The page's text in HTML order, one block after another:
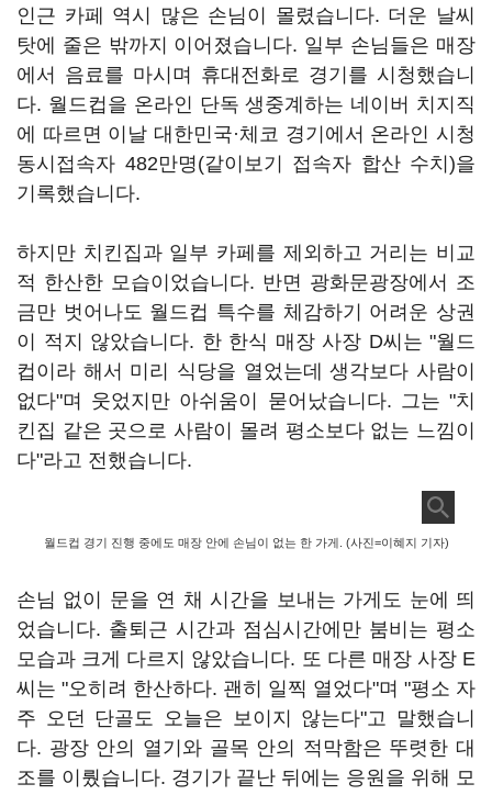
인근 카페 역시 많은 손님이 몰렸습니다. 더운 날씨
탓에 줄은 밖까지 이어졌습니다. 일부 손님들은 매장
에서 음료를 마시며 휴대전화로 경기를 시청했습니
다. 월드컵을 온라인 단독 생중계하는 네이버 치지직
에 따르면 이날 대한민국·체코 경기에서 온라인 시청
동시접속자 482만명(같이보기 접속자 합산 수치)을
기록했습니다.
하지만 치킨집과 일부 카페를 제외하고 거리는 비교
적 한산한 모습이었습니다. 반면 광화문광장에서 조
금만 벗어나도 월드컵 특수를 체감하기 어려운 상권
이 적지 않았습니다. 한 한식 매장 사장 D씨는 "월드
컵이라 해서 미리 식당을 열었는데 생각보다 사람이
없다"며 웃었지만 아쉬움이 묻어났습니다. 그는 "치
킨집 같은 곳으로 사람이 몰려 평소보다 없는 느낌이
다"라고 전했습니다.
월드컵 경기 진행 중에도 매장 안에 손님이 없는 한 가게. (사진=이혜지 기자)
손님 없이 문을 연 채 시간을 보내는 가게도 눈에 띄
었습니다. 출퇴근 시간과 점심시간에만 붐비는 평소
모습과 크게 다르지 않았습니다. 또 다른 매장 사장 E
씨는 "오히려 한산하다. 괜히 일찍 열었다"며 "평소 자
주 오던 단골도 오늘은 보이지 않는다"고 말했습니
다. 광장 안의 열기와 골목 안의 적막함은 뚜렷한 대
조를 이뤘습니다. 경기가 끝난 뒤에는 응원을 위해 모